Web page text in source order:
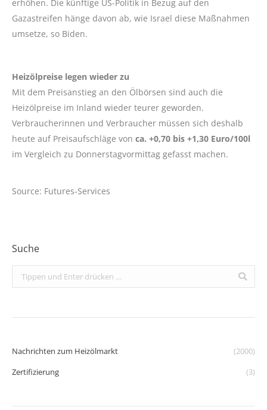
erhöhen. Die künftige US-Politik in Bezug auf den
Gazastreifen hänge davon ab, wie Israel diese Maßnahmen
umsetze, so Biden.
Heizölpreise legen wieder zu
Mit dem Preisanstieg an den Ölbörsen sind auch die
Heizölpreise im Inland wieder teurer geworden.
Verbraucherinnen und Verbraucher müssen sich deshalb
heute auf Preisaufschläge von ca. +0,70 bis +1,30 Euro/100l
im Vergleich zu Donnerstagvormittag gefasst machen.
Source: Futures-Services
Suche
Search:
Nachrichten zum Heizölmarkt
(2000)
Zertifizierung
(3)